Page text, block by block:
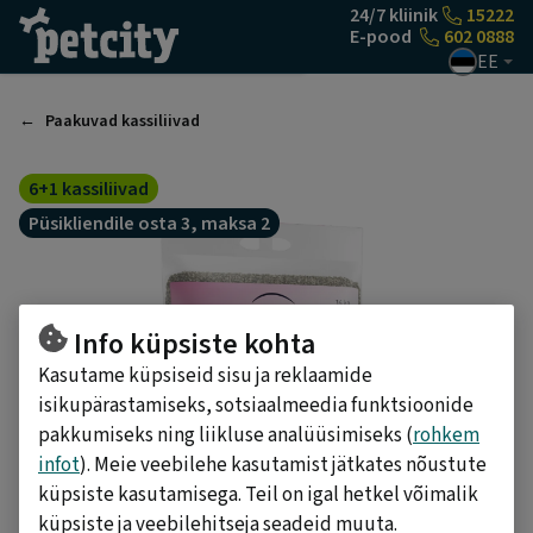
24/7 kliinik
15222
E-pood
602 0888
EE
Paakuvad kassiliivad
6+1 kassiliivad
Püsikliendile osta 3, maksa 2
Info küpsiste kohta
Kasutame küpsiseid sisu ja reklaamide
isikupärastamiseks, sotsiaalmeedia funktsioonide
pakkumiseks ning liikluse analüüsimiseks (rohkem
infot). Meie veebilehe kasutamist jätkates nõustute
küpsiste kasutamisega. Teil on igal hetkel võimalik
küpsiste ja veebilehitseja seadeid muuta.